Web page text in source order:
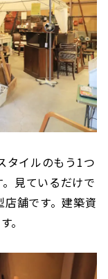
タイルのもう1つ
見ているだけで
舗です。建築資
。